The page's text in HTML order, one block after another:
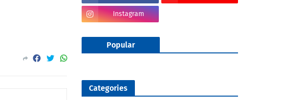
Instagram
Popular
Categories